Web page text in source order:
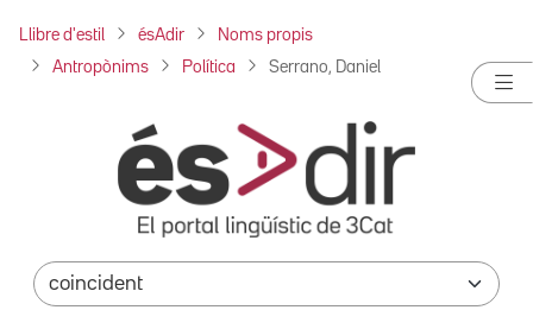
Llibre d'estil ésAdir Noms propis
Antropònims Política Serrano, Daniel